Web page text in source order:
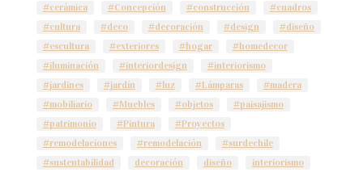
#cerámica
#Concepción #construcción
#cuadros
#cultura
#deco #decoración #design
#diseño
#escultura
#exteriores #hogar
#homedecor
#iluminación
#interiordesign
#interiorismo
#jardines
#jardín #luz #Lámparas
#madera
#mobiliario
#Muebles #objetos
#paisajismo
#patrimonio
#Pintura
#Proyectos
#remodelaciones
#remodelación
#surdechile
#sustentabilidad
decoración diseño interiorismo